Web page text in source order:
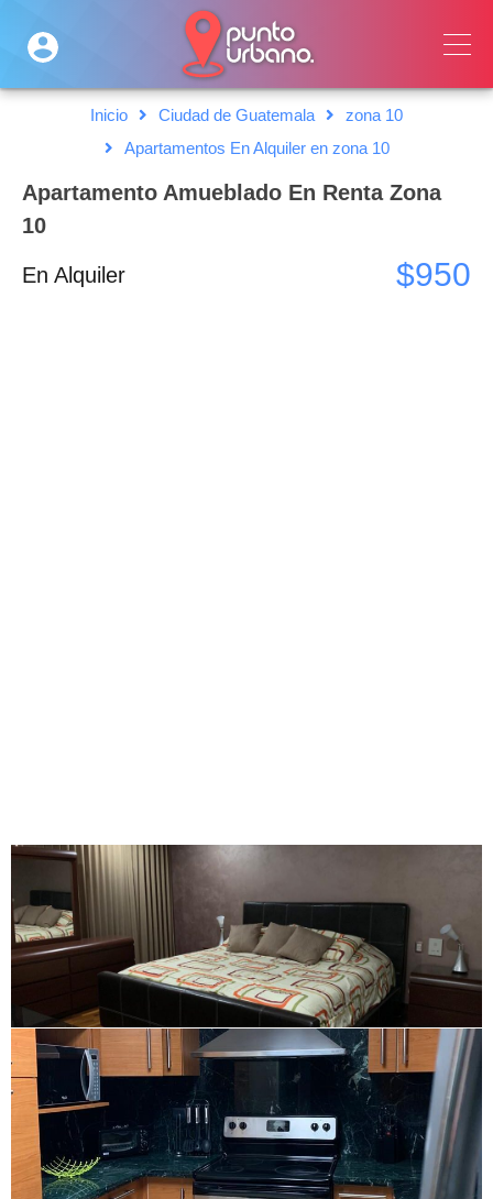
Inicio Ciudad de Guatemala
zona 10
Apartamentos En Alquiler en zona 10
Apartamento Amueblado En Renta Zona
10
En Alquiler $950